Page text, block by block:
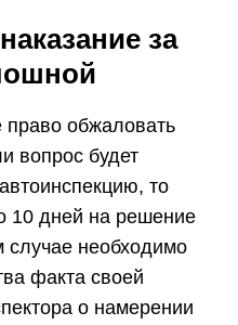
за
право обжаловать
вопрос будет
то
10 дней на решение
случае необходимо
факта своей
о намерении